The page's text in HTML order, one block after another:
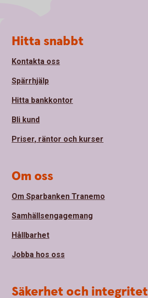
Sidfot
Hitta snabbt
Kontakta oss
Spärrhjälp
Hitta bankkontor
Bli kund
Priser, räntor och kurser
Om oss
Om Sparbanken Tranemo
Samhällsengagemang
Hållbarhet
Jobba hos oss
Säkerhet och integritet